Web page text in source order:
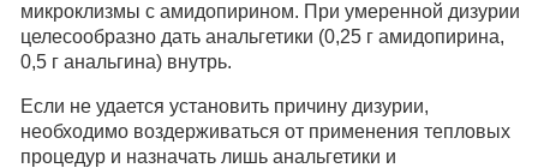
микроклизмы с амидопирином. При умеренной дизурии
целесообразно дать анальгетики (0,25 г амидопирина,
0,5 г анальгина) внутрь.
Если не удается установить причину дизурии,
необходимо воздерживаться от применения тепловых
процедур и назначать лишь анальгетики и